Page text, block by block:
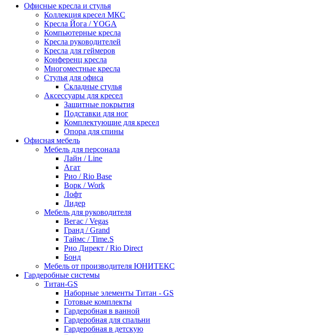
Офисные кресла и стулья
Коллекция кресел МКС
Кресла Йога / YOGA
Компьютерные кресла
Кресла руководителей
Кресла для геймеров
Конференц кресла
Многоместные кресла
Стулья для офиса
Складные стулья
Аксессуары для кресел
Защитные покрытия
Подставки для ног
Комплектующие для кресел
Опора для спины
Офисная мебель
Мебель для персонала
Лайн / Line
Агат
Рио / Rio Base
Ворк / Work
Лофт
Лидер
Мебель для руководителя
Вегас / Vegas
Гранд / Grand
Таймс / Time.S
Рио Директ / Rio Direct
Бонд
Мебель от производителя ЮНИТЕКС
Гардеробные системы
Титан-GS
Наборные элементы Титан - GS
Готовые комплекты
Гардеробная в ванной
Гардеробная для спальни
Гардеробная в детскую